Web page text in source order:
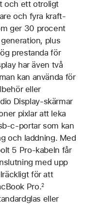
och ett otroligt
och fyra kraft­
ger 30 procent
plus
prestanda för
har även två
kan använda för
eller
Display-skärmar
pixlar att leka
c-portar som kan
och laddning. Med
5 Pro-kabeln får
med upp
för att
Pro.2
eller